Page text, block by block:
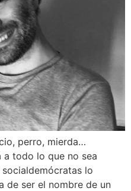
perro, mierda…
a todo lo que no sea
lo
de ser el nombre de un